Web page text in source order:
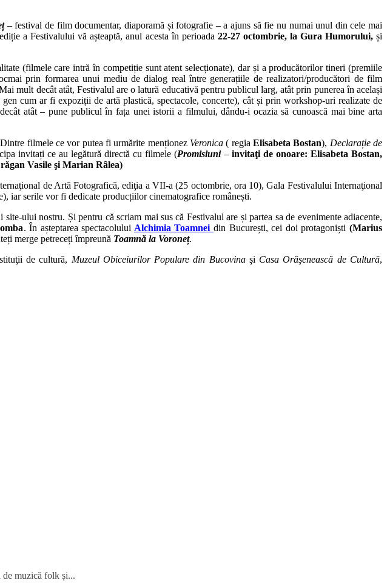
– festival de film documentar, diaporamă și fotografie – a ajuns să fie nu numai unul din cele mai
a Festivalului vă așteaptă, anul acesta în perioada 22-27 octombrie, la Gura Humorului,și
(filmele care intră în competiție sunt atent selecționate), dar și a producătorilor tineri (premiile
prin formarea unui mediu de dialog real între generațiile de realizatori/producători de film
mult decât atât, Festivalul are o latură educativă pentru publicul larg, atât prin punerea în același
cum ar fi expoziții de artă plastică, spectacole, concerte), cât și prin workshop-uri realizate de
atât – pune publicul în fața unei istorii a filmului, dându-i ocazia să cunoască mai bine arta
Dintre filmele ce vor putea fi urmărite menționez Veronica( regiaElisabeta Bostan), Declarație de
invitați ce au legătură directă cu filmele (Promisiuni– invitaţi de onoare: Elisabeta Bostan,
Vasile şi Marian Râlea)
de Artă Fotografică, ediţia a VII-a (25 octombrie, ora 10), Gala Festivalului Internaţional
iar serile vor fi dedicate producțiilor cinematografice românești.
ului nostru. Și pentru că scriam mai sus că Festivalul are și partea sa de evenimente adiacente,
. În așteptarea spectacolului Alchimia Toamneidin București, cei doi protagoniști(Marius
merge petreceți împreună Toamnă la Voroneț.
de cultură, Muzeul Obiceiurilor Populare din Bucovinaşi Casa Orăşenească de Cultură,
muzică folk și...